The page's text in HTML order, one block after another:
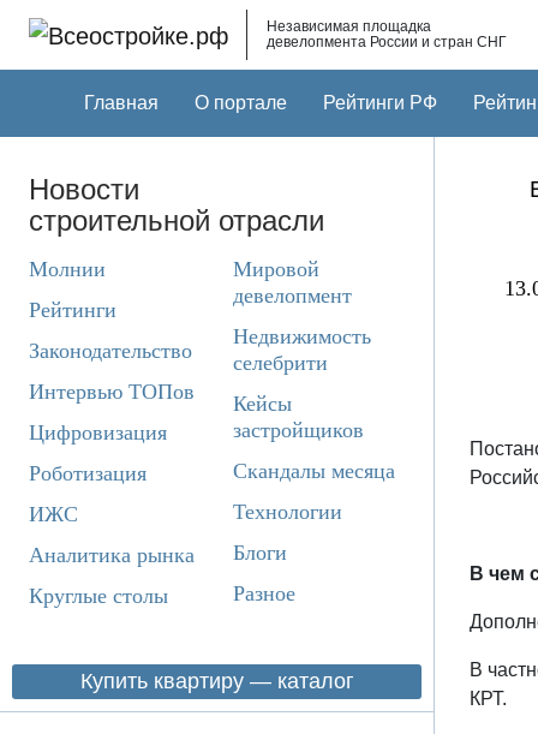
Независимая площадка
девелопмента России и стран СНГ
Главная О портале Рейтинги РФ
Новости
строительной отрасли
Молнии
Рейтинги
Законодательство
Интервью ТОПов
Цифровизация
Роботизация
ИЖС
Аналитика рынка
Круглые столы
Мировой
девелопмент
Недвижимость
селебрити
Кейсы
застройщиков
Скандалы месяца
Технологии
Блоги
Разное
Купить квартиру — каталог
В чем
В
КРТ.